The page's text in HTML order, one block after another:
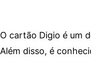
O cartão Digio é um
Além disso, é